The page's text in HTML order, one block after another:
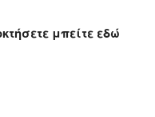
μπείτε εδώ